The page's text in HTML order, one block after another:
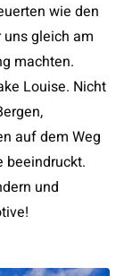
wie den
gleich am
machten.
Louise. Nicht
auf dem Weg
beeindruckt.
und